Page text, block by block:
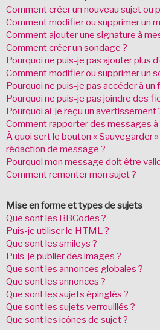
Comment créer un nouveau sujet ou
Comment modifier ou supprimer un
Comment ajouter une signature à
Comment créer un sondage ?
Pourquoi ne puis-je pas ajouter plus
Comment modifier ou supprimer un
Pourquoi ne puis-je pas accéder à un
Pourquoi ne puis-je pas joindre des
Pourquoi ai-je reçu un avertissement
Comment rapporter des messages à
À quoi sert le bouton « Sauvegarder
rédaction de message ?
Pourquoi mon message doit être
Comment remonter mon sujet ?
Mise en forme et types de sujets
Que sont les BBCodes ?
Puis-je utiliser le HTML ?
Que sont les smileys ?
Puis-je publier des images ?
Que sont les annonces globales ?
Que sont les annonces ?
Que sont les sujets épinglés ?
Que sont les sujets verrouillés ?
Que sont les icônes de sujet ?